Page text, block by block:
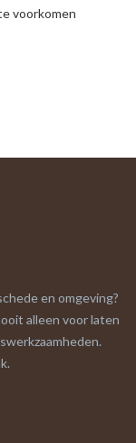
voorkomen
en omgeving?
alleen voor laten